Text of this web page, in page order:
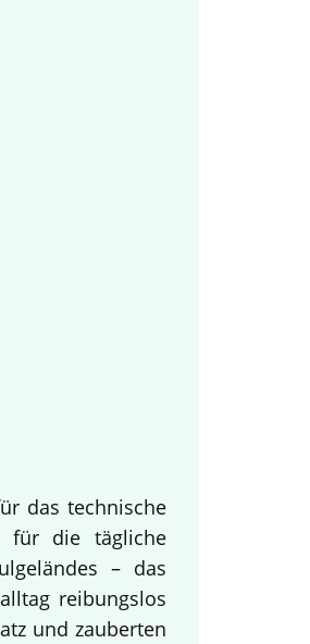
das technische
für die tägliche
– das
reibungslos
und zauberten